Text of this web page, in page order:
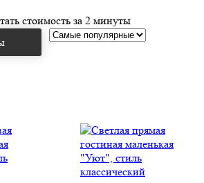
стоимость за 2 минуты